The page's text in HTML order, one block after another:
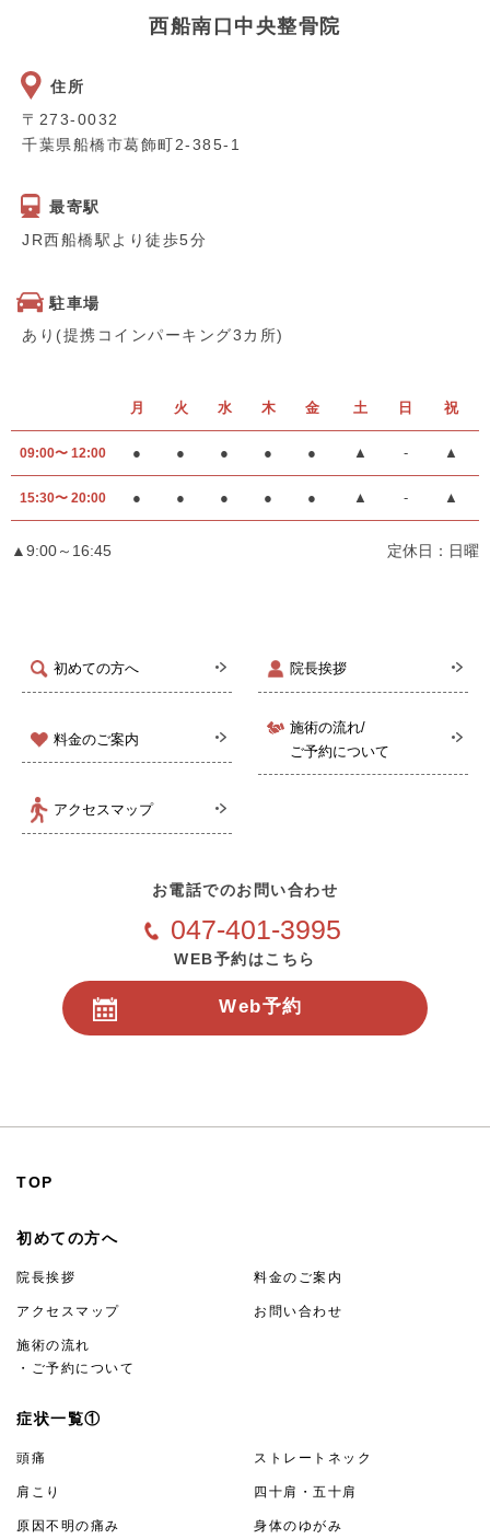
初めての方へ 院長挨拶
料金のご案内
施術の流れ/
ご予約について
アクセスマップ
西船南口中央整骨院
住所
〒273-0032
千葉県船橋市葛飾町2-385-1
最寄駅
JR西船橋駅より徒歩5分
駐車場
あり(提携コインパーキング3カ所)
月 火 水 木 金 土 日 祝
09:00〜 12:00 ● ● ● ● ● ▲ - ▲
15:30〜 20:00 ● ● ● ● ● ▲ - ▲
▲9:00～16:45 定休日：日曜
お電話でのお問い合わせ
047-401-3995
WEB予約はこちら
Web予約
TOP
初めての方へ
院長挨拶 料金のご案内
アクセスマップ お問い合わせ
施術の流れ
・ご予約について
症状一覧①
頭痛 ストレートネック
肩こり 四十肩・五十肩
原因不明の痛み
身体のゆがみ